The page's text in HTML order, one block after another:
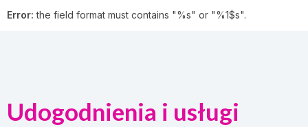
Error: the field format must contains "%s" or "%1$s".
Udogodnienia i usługi